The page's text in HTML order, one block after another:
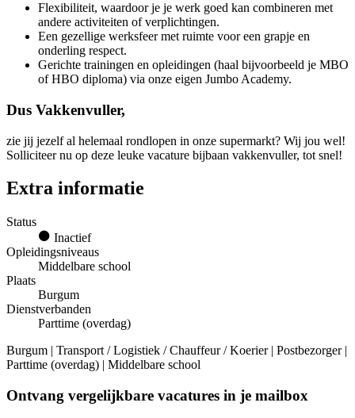
Flexibiliteit, waardoor je je werk goed kan combineren met
andere activiteiten of verplichtingen.
Een gezellige werksfeer met ruimte voor een grapje en
onderling respect.
Gerichte trainingen en opleidingen (haal bijvoorbeeld je MBO
of HBO diploma) via onze eigen Jumbo Academy.
Dus Vakkenvuller,
zie jij jezelf al helemaal rondlopen in onze supermarkt? Wij jou wel!
Solliciteer nu op deze leuke vacature bijbaan vakkenvuller, tot snel!
Extra informatie
Status
Inactief
Opleidingsniveaus
Middelbare school
Plaats
Burgum
Dienstverbanden
Parttime (overdag)
Burgum | Transport / Logistiek / Chauffeur / Koerier | Postbezorger |
Parttime (overdag) | Middelbare school
Ontvang vergelijkbare vacatures in je mailbox